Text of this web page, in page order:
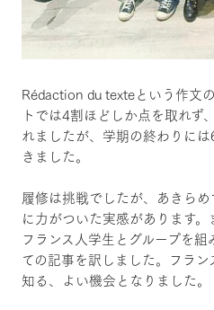
Rédaction du texteという作文
トでは4割ほどしか点を取れず
れましたが、学期の終わりに
きました。
履修は挑戦でしたが、あきら
に力がついた実感があります。
フランス人学生とグループを
ての記事を訳しました。フラ
知る、よい機会となりました。